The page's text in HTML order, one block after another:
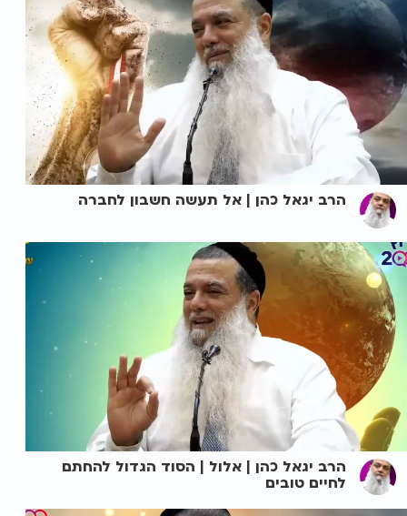
הרב יגאל כהן | אל תעשה חשבון לחברה
הרב יגאל כהן | אלול | הסוד הגדול להחתם
לחיים טובים